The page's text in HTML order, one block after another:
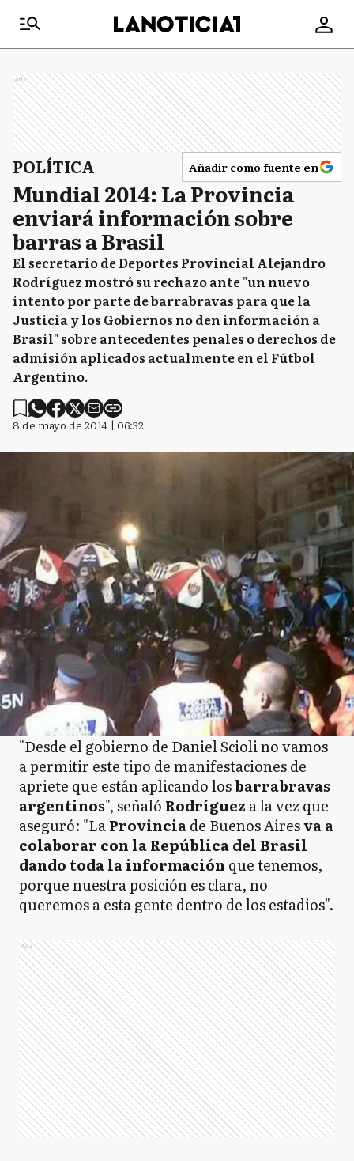
Ads
POLÍTICA Añadir como fuente en
Mundial 2014: La Provincia
enviará información sobre
barras a Brasil
El secretario de Deportes Provincial Alejandro
Rodríguez mostró su rechazo ante "un nuevo
intento por parte de barrabravas para que la
Justicia y los Gobiernos no den información a
Brasil" sobre antecedentes penales o derechos de
admisión aplicados actualmente en el Fútbol
Argentino.
8 de mayo de 2014 | 06:32
"Desde el gobierno de Daniel Scioli no vamos
a permitir este tipo de manifestaciones de
apriete que están aplicando losbarrabravas
argentinos", señaló Rodríguez a la vez que
aseguró: "LaProvinciade Buenos Airesva a
colaborar con la República del Brasil
dando toda la información que tenemos,
porque nuestra posición es clara, no
queremos a esta gente dentro de los estadios".
Ads